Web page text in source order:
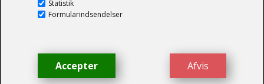
Oldtidskundskab
Tlf.:60703190
© BogJensen.dk – Alle rettigheder
forbeholdes.
Statistik
Formularindsendelser
Afvis
Accepter